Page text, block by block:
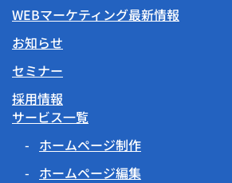
WEBマーケティング最新情報
お知らせ
セミナー
採用情報
サービス一覧
ホームページ制作
ホームページ編集